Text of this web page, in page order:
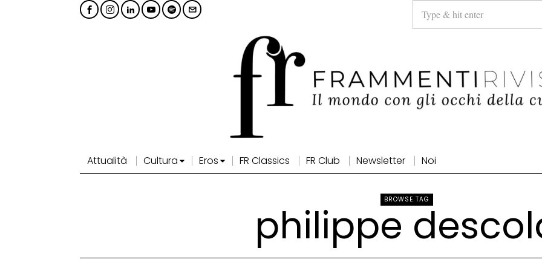
Attualità Cultura Eros FR Classics FR Club Newsletter Noi
BROWSE TAG
philippe